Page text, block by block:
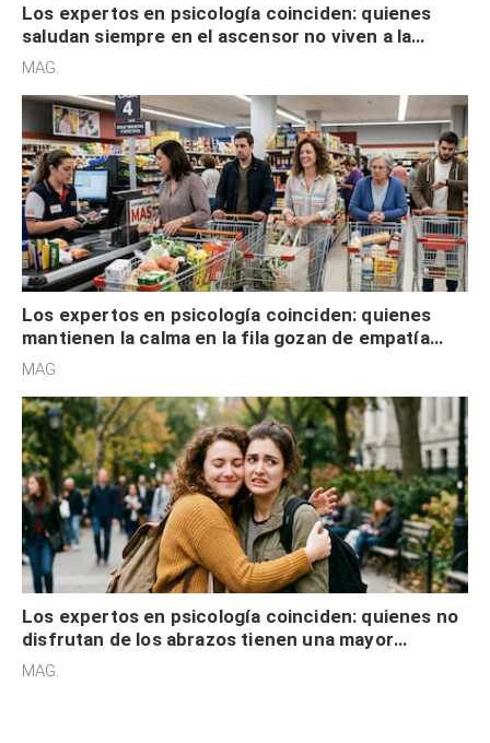
Los expertos en psicología coinciden: quienes
saludan siempre en el ascensor no viven a la
defensiva y tienen apertura social
MAG.
Los expertos en psicología coinciden: quienes
mantienen la calma en la fila gozan de empatía
cognitiva, gratitud y no solo tienen autocontrol
MAG.
Los expertos en psicología coinciden: quienes no
disfrutan de los abrazos tienen una mayor
sensibilidad a los estímulos físicos y no es por
MAG.